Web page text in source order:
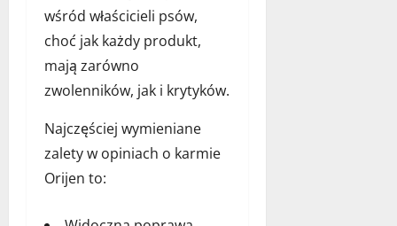
wśród właścicieli psów,
choć jak każdy produkt,
mają zarówno
zwolenników, jak i krytyków.
Najczęściej wymieniane
zalety w opiniach o karmie
Orijen to: